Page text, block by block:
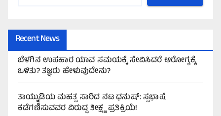
Recent News
ಬೆಳಗಿನ ಉಪಹಾರ ಯಾವ ಸಮಯಕ್ಕೆ ಸೇವಿಸಿದರೆ ಆರೋಗ್ಯಕ್ಕೆ
ಒಳಿತು? ತಜ್ಞರು ಹೇಳುವುದೇನು?
ತಾಯ್ನುಡಿಯ ಮಹತ್ವ ಸಾರಿದ ನಟ ಧನುಷ್: ಸ್ವಭಾಷೆ
ಕಡೆಗಣಿಸುವವರ ವಿರುದ್ಧ ತೀಕ್ಷ್ಣ ಪ್ರತಿಕ್ರಿಯೆ!